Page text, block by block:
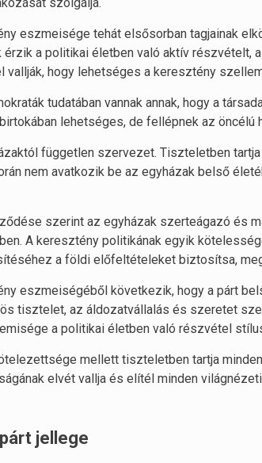
eszmeisége tehát elsősorban tagjainak
a politikai életben való aktív részvételt,
vallják, hogy lehetséges a keresztény
tudatában vannak annak, hogy a
lehetséges, de fellépnek az öncélú
független szervezet. Tiszteletben
nem avatkozik be az egyházak belső
szerint az egyházak szerteágazó és
A keresztény politikának egyik
a földi előfeltételeket biztosítsa,
eszmeiségéből következik, hogy a párt
tisztelet, az áldozatvállalás és szeretet
a politikai életben való részvétel
mellett tiszteletben tartja
elvét vallja és elítél minden
jellege